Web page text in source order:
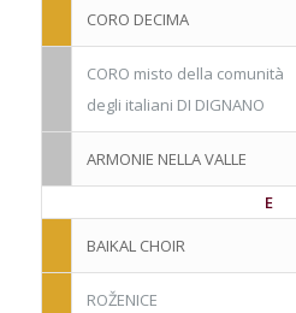
CORO DECIMA
CORO misto della comunità
degli italiani DI DIGNANO
ARMONIE NELLA VALLE
E
BAIKAL CHOIR
ROŽENICE